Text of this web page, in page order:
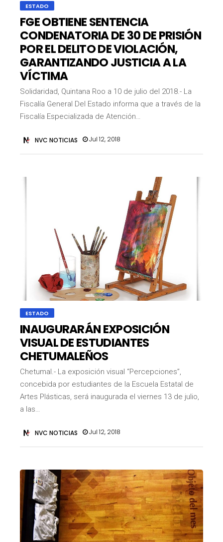
ESTADO
FGE OBTIENE SENTENCIA
CONDENATORIA DE 30 DE PRISIÓN
POR EL DELITO DE VIOLACIÓN,
GARANTIZANDO JUSTICIA A LA
VÍCTIMA
Solidaridad, Quintana Roo a 10 de julio del 2018.- La
Fiscalía General Del Estado informa que a través de la
Fiscalía Especializada de Atención…
NVC NOTICIAS Jul 12, 2018
ESTADO
INAUGURARÁN EXPOSICIÓN
VISUAL DE ESTUDIANTES
CHETUMALEÑOS
Chetumal.- La exposición visual “Percepciones”,
concebida por estudiantes de la Escuela Estatal de
Artes Plásticas, será inaugurada el viernes 13 de julio,
a las…
NVC NOTICIAS Jul 12, 2018